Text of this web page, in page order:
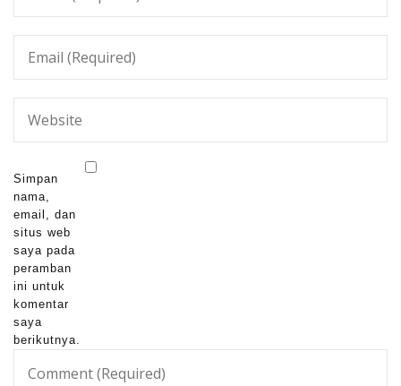
Simpan
nama,
email, dan
situs web
saya pada
peramban
ini untuk
komentar
saya
berikutnya.